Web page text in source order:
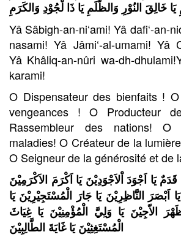
خَالِقَ النُوْرِ وَالظُّلَمِ يَا ذَا لْجُوْدِ وَالكَرَمِ
Yâ Sâbigh-an-ni‘ami! Yâ dafi‘-an-
nasami! Yâ Jâmi‘-al-umami! Yâ
Yâ Khâliq-an-nûri wa-dh-
karami!
O Dispensateur des bienfaits !
vengeances ! O Producteur
Rassembleur des nations! O
maladies! O Créateur de la
O Seigneur de la générosité et de
يَا اَجْوَدَ اْلاَجْوَدِيْنَ يَا اَكْرَمَ الاَكْرَمِيْنَ
اَبْصَرَ النَّاظِرِيْنَ يَا جَارَ الْمُسْتَجِيْرِيْنَ يَا
الاّجِيْنَ يَا وَلِيَّ الْمُؤْمِنِيْنَ يَا غِيَاثَ
الْمُسْتَغِثِيْنَ يَا غَايَةَ الطَّالِبِيْنَ